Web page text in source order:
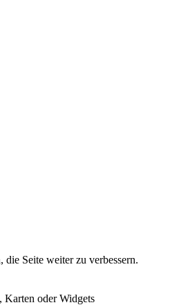
Seite weiter zu verbessern.
oder Widgets